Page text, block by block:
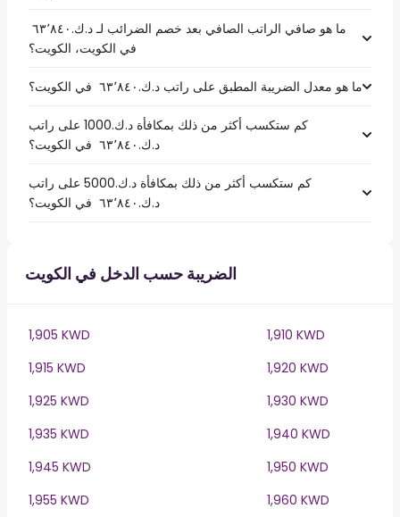
في الكويت، الكويت؟
ما هو معدل الضريبة المطبق على راتب د.ك.‏٦٣٬٨٤٠ ‏ في الكويت؟
كم ستكسب أكثر من ذلك بمكافأة د.ك.1000 على راتب
د.ك.‏٦٣٬٨٤٠ ‏ في الكويت؟
كم ستكسب أكثر من ذلك بمكافأة د.ك.5000 على راتب
د.ك.‏٦٣٬٨٤٠ ‏ في الكويت؟
الضريبة حسب الدخل في الكويت
1,905 KWD
1,910 KWD
1,915 KWD
1,920 KWD
1,925 KWD
1,930 KWD
1,935 KWD
1,940 KWD
1,945 KWD
1,950 KWD
1,955 KWD
1,960 KWD